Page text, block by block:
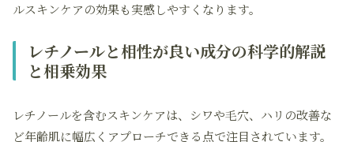
ルスキンケアの効果も実感しやすくなります。
レチノールと相性が良い成分の科学的解説
と相乗効果
レチノールを含むスキンケアは、シワや毛穴、ハリの改善な
ど年齢肌に幅広くアプローチできる点で注目されています。